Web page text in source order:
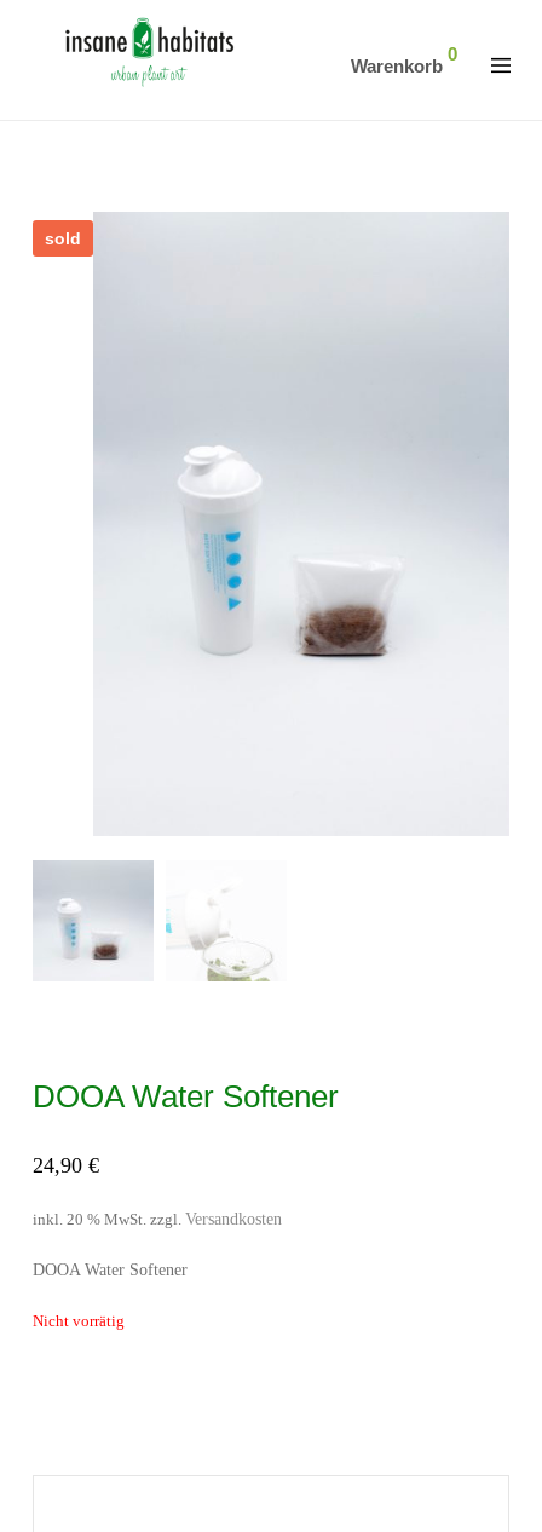
Warenkorb
0
sold
DOOA Water Softener
24,90 €
inkl. 20 % MwSt. zzgl. Versandkosten
DOOA Water Softener
Nicht vorrätig